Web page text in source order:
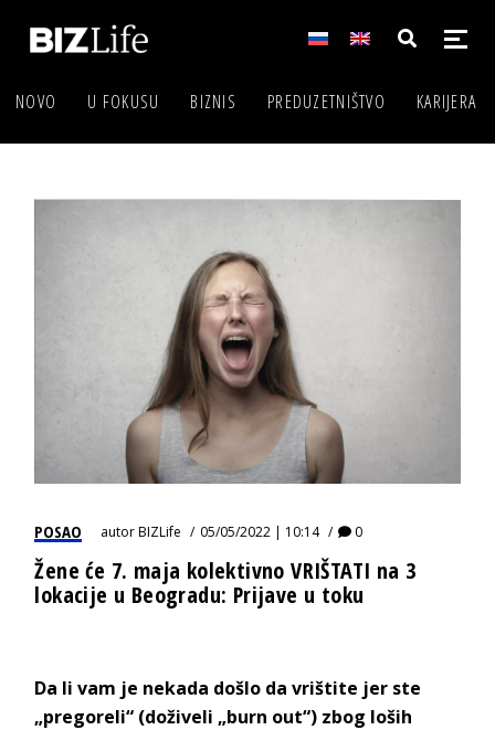
NOVO U FOKUSU BIZNIS PREDUZETNIŠTVO KARIJERA
POSAO autorBIZLife 05/05/2022 | 10:14 0
Žene će 7. maja kolektivno VRIŠTATI na 3
lokacije u Beogradu: Prijave u toku
Da li vam je nekada došlo da vrištite jer ste
„pregoreli“ (doživeli „burn out“) zbog loših